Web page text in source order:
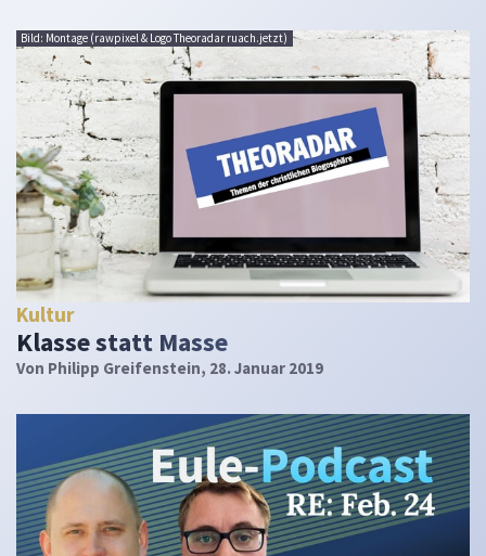
Bild: Montage (rawpixel & Logo Theoradar ruach.jetzt)
Kultur
Klasse statt Masse
Von Philipp Greifenstein, 28. Januar 2019